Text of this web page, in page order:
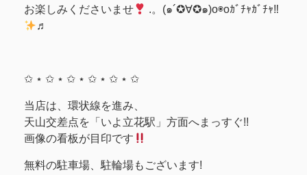
お楽しみくださいませ
.。(๑´✪∀✪๑)o◉oｶﾞﾁｬｶﾞﾁｬ‼
♬
✩ ⋆ ✩ ⋆ ✩ ⋆ ✩ ⋆ ✩ ⋆ ✩
当店は、環状線を進み、
天山交差点を「いよ立花駅」方面へまっすぐ!!
画像の看板が目印です
無料の駐車場、駐輪場もございます!